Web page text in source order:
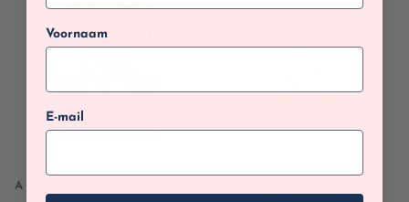
ALL THE WAYS TO SAY
Voornaam
E-mail